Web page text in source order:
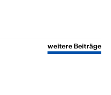
weitere Beiträge